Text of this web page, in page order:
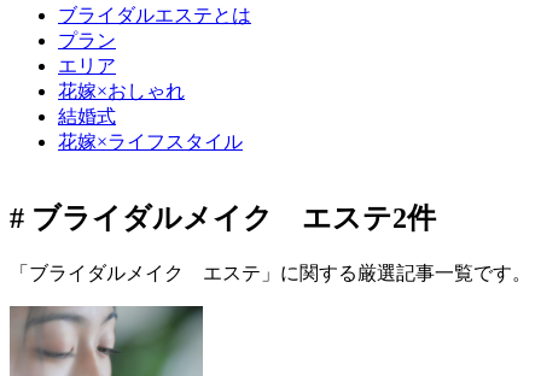
ブライダルエステとは
プラン
エリア
花嫁×おしゃれ
結婚式
花嫁×ライフスタイル
# ブライダルメイク エステ2件
「ブライダルメイク エステ」に関する厳選記事一覧です。